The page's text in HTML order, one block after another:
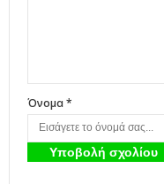
Όνομα *